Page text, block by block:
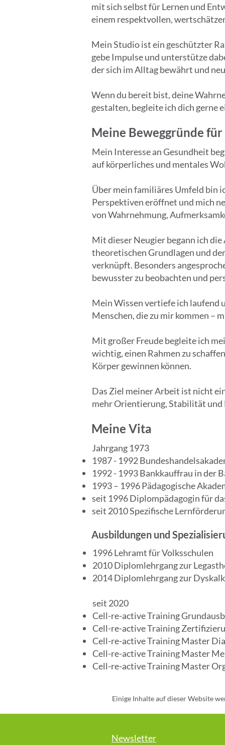
mit sich selbst für Lernen und
einem respektvollen,
Mein Studio ist ein geschützter
gebe Impulse und unterstütze
der sich im Alltag bewährt und
Wenn du bereit bist, deine
gestalten, begleite ich dich gerne
Meine Beweggründe
Mein Interesse an Gesundheit
auf körperliches und mentales
Über mein familiäres Umfeld bin
Perspektiven eröffnet und mich
von Wahrnehmung,
Mit dieser Neugier begann ich
theoretischen Grundlagen und
verknüpft. Besonders
bewusster zu beobachten und
Mein Wissen vertiefe ich laufend
Menschen, die zu mir kommen –
Mit großer Freude begleite ich
wichtig, einen Rahmen zu
Körper gewinnen können.
Das Ziel meiner Arbeit ist nicht
mehr Orientierung, Stabilität und
Meine Vita
Jahrgang 1973
1987 - 1992
1992 - 1993 Bankkauffrau in der
1993 – 1996 Pädagogische
seit 1996 Diplompädagogin für
seit 2010 Spezifische
Ausbildungen und
1996 Lehramt für Volksschulen
2010 Diplomlehrgang zur
2014 Diplomlehrgang zur
seit 2020
Cell-re-active Training
Cell-re-active Training
Cell-re-active Training Master
Cell-re-active Training Master
Cell-re-active Training Master
Einige Inhalte auf dieser Website
Newsletter